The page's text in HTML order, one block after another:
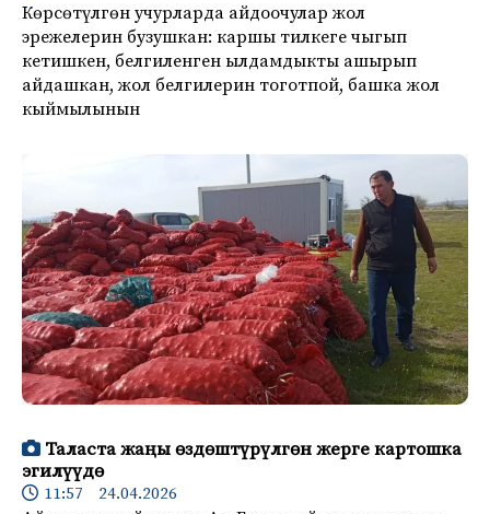
Көрсөтүлгөн учурларда айдоочулар жол
эрежелерин бузушкан: каршы тилкеге чыгып
кетишкен, белгиленген ылдамдыкты ашырып
айдашкан, жол белгилерин тоготпой, башка жол
кыймылынын
Таласта жаңы өздөштүрүлгөн жерге картошка
эгилүүдө
11:57 24.04.2026